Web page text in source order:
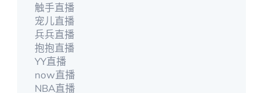
触手直播
宠儿直播
兵兵直播
抱抱直播
YY直播
now直播
NBA直播